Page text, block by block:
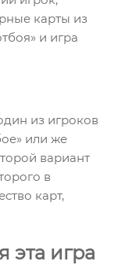
карты из
и игра
из игроков
или же
вариант
в
карт,
эта игра